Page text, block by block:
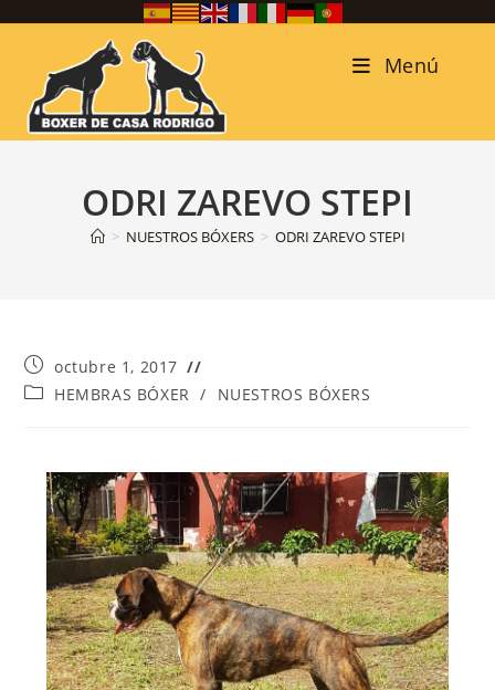
Menú
ODRI ZAREVO STEPI
> NUESTROS BÓXERS > ODRI ZAREVO STEPI
octubre 1, 2017
HEMBRAS BÓXER / NUESTROS BÓXERS